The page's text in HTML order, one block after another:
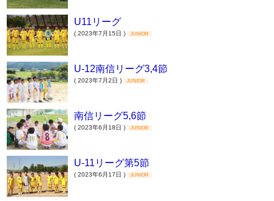
U11リーグ
( 2023年7月15日 ) JUNIOR
U-12南信リーグ3,4節
( 2023年7月2日 ) JUNIOR
南信リーグ5,6節
( 2023年6月18日 ) JUNIOR
U-11リーグ第5節
( 2023年6月17日 ) JUNIOR